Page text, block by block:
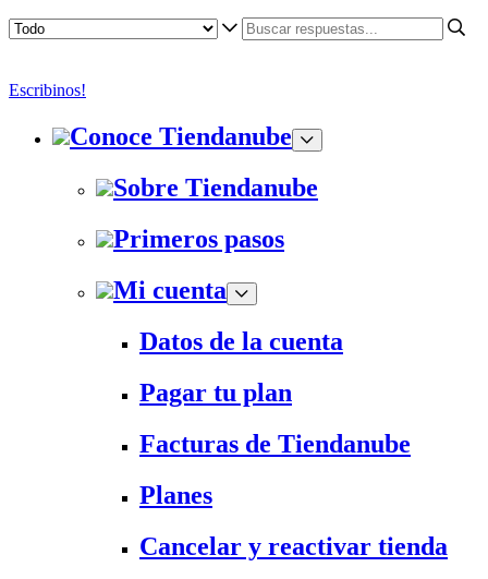
Escribinos!
Conoce Tiendanube
Sobre Tiendanube
Primeros pasos
Mi cuenta
Datos de la cuenta
Pagar tu plan
Facturas de Tiendanube
Planes
Cancelar y reactivar tienda